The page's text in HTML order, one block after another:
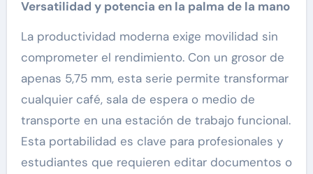
Versatilidad y potencia en la palma de la mano
La productividad moderna exige movilidad sin
comprometer el rendimiento. Con un grosor de
apenas 5,75 mm, esta serie permite transformar
cualquier café, sala de espera o medio de
transporte en una estación de trabajo funcional.
Esta portabilidad es clave para profesionales y
estudiantes que requieren editar documentos o